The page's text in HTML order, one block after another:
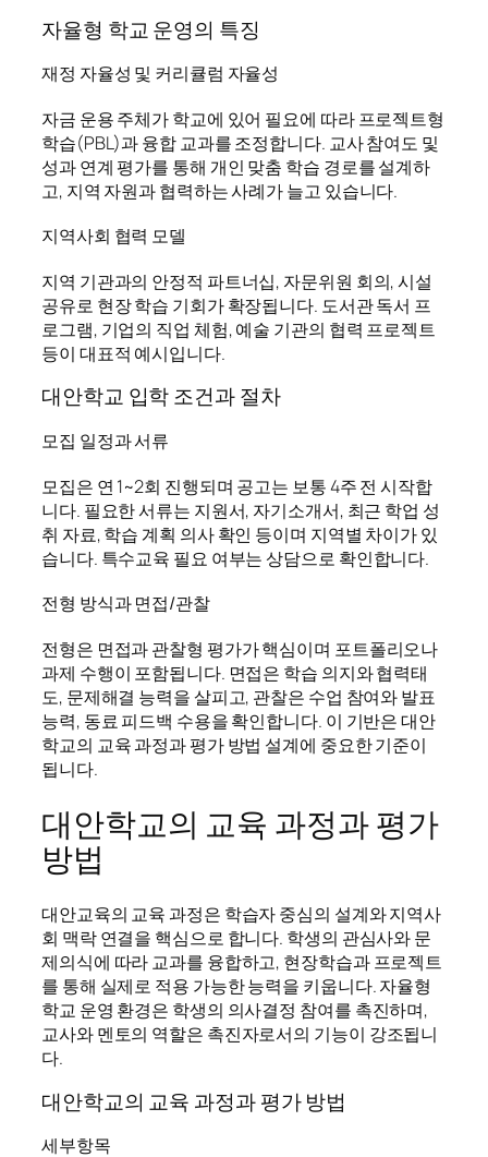
자율형 학교 운영의 특징
재정 자율성 및 커리큘럼 자율성
자금 운용 주체가 학교에 있어 필요에 따라 프로젝트형
학습(PBL)과 융합 교과를 조정합니다. 교사 참여도 및
성과 연계 평가를 통해 개인 맞춤 학습 경로를 설계하
고, 지역 자원과 협력하는 사례가 늘고 있습니다.
지역사회 협력 모델
지역 기관과의 안정적 파트너십, 자문위원 회의, 시설
공유로 현장 학습 기회가 확장됩니다. 도서관 독서 프
로그램, 기업의 직업 체험, 예술 기관의 협력 프로젝트
등이 대표적 예시입니다.
대안학교 입학 조건과 절차
모집 일정과 서류
모집은 연 1~2회 진행되며 공고는 보통 4주 전 시작합
니다. 필요한 서류는 지원서, 자기소개서, 최근 학업 성
취 자료, 학습 계획 의사 확인 등이며 지역별 차이가 있
습니다. 특수교육 필요 여부는 상담으로 확인합니다.
전형 방식과 면접/관찰
전형은 면접과 관찰형 평가가 핵심이며 포트폴리오나
과제 수행이 포함됩니다. 면접은 학습 의지와 협력태
도, 문제해결 능력을 살피고, 관찰은 수업 참여와 발표
능력, 동료 피드백 수용을 확인합니다. 이 기반은 대안
학교의 교육 과정과 평가 방법 설계에 중요한 기준이
됩니다.
대안학교의 교육 과정과 평가
방법
대안교육의 교육 과정은 학습자 중심의 설계와 지역사
회 맥락 연결을 핵심으로 합니다. 학생의 관심사와 문
제의식에 따라 교과를 융합하고, 현장학습과 프로젝트
를 통해 실제로 적용 가능한 능력을 키웁니다. 자율형
학교 운영 환경은 학생의 의사결정 참여를 촉진하며,
교사와 멘토의 역할은 촉진자로서의 기능이 강조됩니
다.
대안학교의 교육 과정과 평가 방법
세부항목